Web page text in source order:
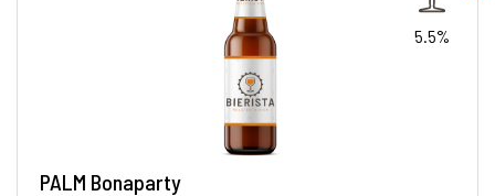
5.5%
PALM Bonaparty